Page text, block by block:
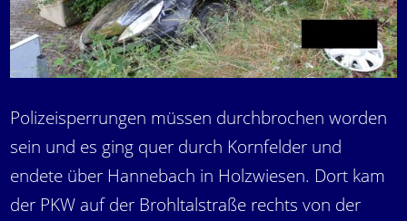
Polizeisperrungen müssen durchbrochen worden
sein und es ging quer durch Kornfelder und
endete über Hannebach in Holzwiesen. Dort kam
der PKW auf der Brohltalstraße rechts von der